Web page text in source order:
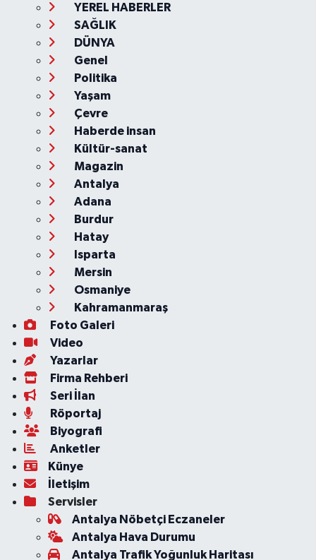
YEREL HABERLER
SAĞLIK
DÜNYA
Genel
Politika
Yaşam
Çevre
Haberde insan
Kültür-sanat
Magazin
Antalya
Adana
Burdur
Hatay
Isparta
Mersin
Osmaniye
Kahramanmaraş
Foto Galeri
Video
Yazarlar
Firma Rehberi
Seri İlan
Röportaj
Biyografi
Anketler
Künye
İletişim
Servisler
Antalya Nöbetçi Eczaneler
Antalya Hava Durumu
Antalya Trafik Yoğunluk Haritası